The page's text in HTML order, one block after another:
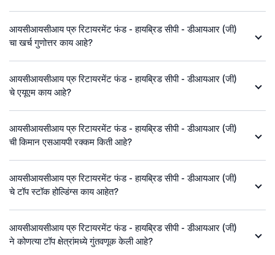
आयसीआयसीआय प्रु रिटायरमेंट फंड - हायब्रिड सीपी - डीआयआर (जी)
चा खर्च गुणोत्तर काय आहे?
आयसीआयसीआय प्रु रिटायरमेंट फंड - हायब्रिड सीपी - डीआयआर (जी)
चे एयूएम काय आहे?
आयसीआयसीआय प्रु रिटायरमेंट फंड - हायब्रिड सीपी - डीआयआर (जी)
ची किमान एसआयपी रक्कम किती आहे?
आयसीआयसीआय प्रु रिटायरमेंट फंड - हायब्रिड सीपी - डीआयआर (जी)
चे टॉप स्टॉक होल्डिंग्स काय आहेत?
आयसीआयसीआय प्रु रिटायरमेंट फंड - हायब्रिड सीपी - डीआयआर (जी)
ने कोणत्या टॉप क्षेत्रांमध्ये गुंतवणूक केली आहे?